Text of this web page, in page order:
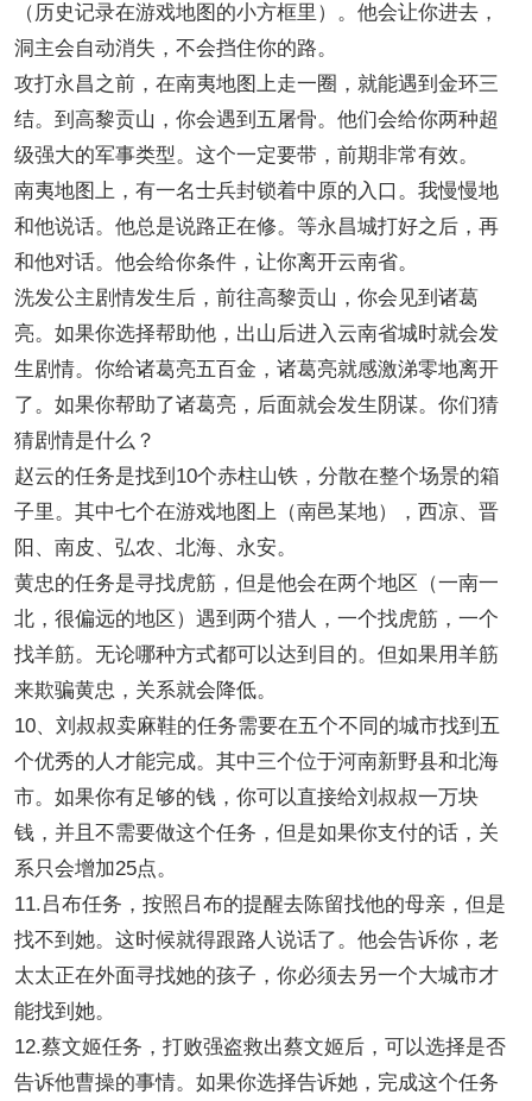
（历史记录在游戏地图的小方框里）。他会让你进去，
洞主会自动消失，不会挡住你的路。
攻打永昌之前，在南夷地图上走一圈，就能遇到金环三
结。到高黎贡山，你会遇到五屠骨。他们会给你两种超
级强大的军事类型。这个一定要带，前期非常有效。
南夷地图上，有一名士兵封锁着中原的入口。我慢慢地
和他说话。他总是说路正在修。等永昌城打好之后，再
和他对话。他会给你条件，让你离开云南省。
洗发公主剧情发生后，前往高黎贡山，你会见到诸葛
亮。如果你选择帮助他，出山后进入云南省城时就会发
生剧情。你给诸葛亮五百金，诸葛亮就感激涕零地离开
了。如果你帮助了诸葛亮，后面就会发生阴谋。你们猜
猜剧情是什么？
赵云的任务是找到10个赤柱山铁，分散在整个场景的箱
子里。其中七个在游戏地图上（南邑某地），西凉、晋
阳、南皮、弘农、北海、永安。
黄忠的任务是寻找虎筋，但是他会在两个地区（一南一
北，很偏远的地区）遇到两个猎人，一个找虎筋，一个
找羊筋。无论哪种方式都可以达到目的。但如果用羊筋
来欺骗黄忠，关系就会降低。
10、刘叔叔卖麻鞋的任务需要在五个不同的城市找到五
个优秀的人才能完成。其中三个位于河南新野县和北海
市。如果你有足够的钱，你可以直接给刘叔叔一万块
钱，并且不需要做这个任务，但是如果你支付的话，关
系只会增加25点。
11.吕布任务，按照吕布的提醒去陈留找他的母亲，但是
找不到她。这时候就得跟路人说话了。他会告诉你，老
太太正在外面寻找她的孩子，你必须去另一个大城市才
能找到她。
12.蔡文姬任务，打败强盗救出蔡文姬后，可以选择是否
告诉他曹操的事情。如果你选择告诉她，完成这个任务